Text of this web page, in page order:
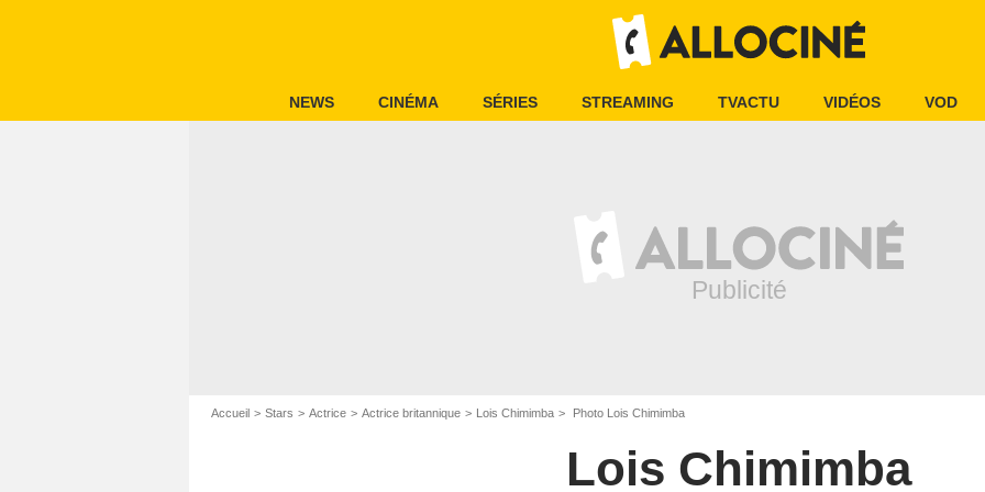
NEWS CINÉMA SÉRIES STREAMING TVACTU VIDÉOS VOD
Accueil Stars Actrice Actrice britannique Lois Chimimba Photo Lois Chimimba
Lois Chimimba